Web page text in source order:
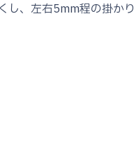
し、左右5mm程の掛かり